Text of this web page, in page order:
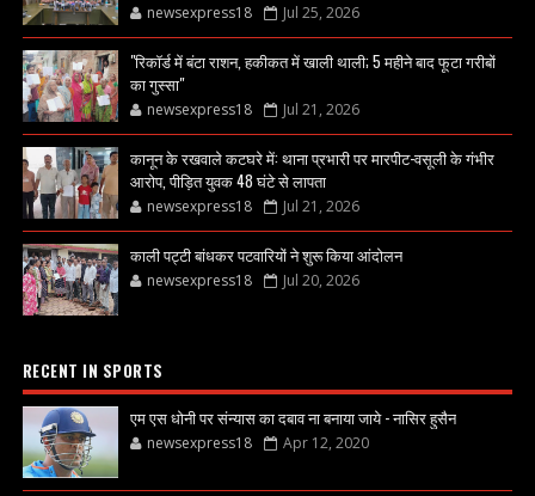
newsexpress18 Jul 25, 2026
"रिकॉर्ड में बंटा राशन, हकीकत में खाली थाली; 5 महीने बाद फूटा गरीबों
का गुस्सा"
newsexpress18 Jul 21, 2026
कानून के रखवाले कटघरे में: थाना प्रभारी पर मारपीट-वसूली के गंभीर
आरोप, पीड़ित युवक 48 घंटे से लापता
newsexpress18 Jul 21, 2026
काली पट्टी बांधकर पटवारियों ने शुरू किया आंदोलन
newsexpress18 Jul 20, 2026
RECENT IN SPORTS
एम एस धोनी पर संन्यास का दबाव ना बनाया जाये - नासिर हुसैन
newsexpress18 Apr 12, 2020